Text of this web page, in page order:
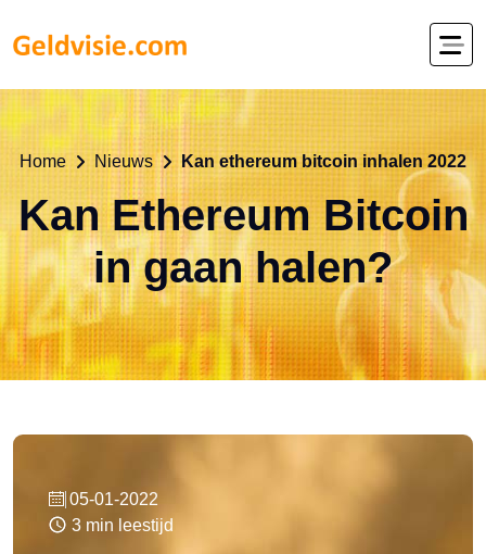
Home Nieuws Kan ethereum bitcoin inhalen 2022
Kan Ethereum Bitcoin
in gaan halen?
05-01-2022
3 min leestijd